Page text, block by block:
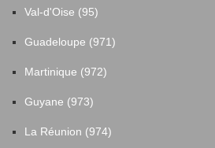
Val-d'Oise (95)
Guadeloupe (971)
Martinique (972)
Guyane (973)
La Réunion (974)